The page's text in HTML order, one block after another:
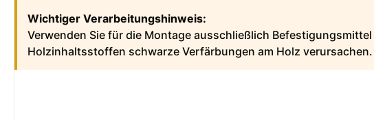
Wichtiger Verarbeitungshinweis:
Verwenden Sie für die Montage ausschließlich Befestigungsmittel
Holzinhaltsstoffen schwarze Verfärbungen am Holz verursachen.